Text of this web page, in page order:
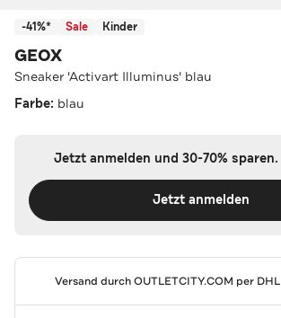
-41%* Sale Kinder
GEOX
Sneaker 'Activart Illuminus' blau
Farbe: blau
Jetzt anmelden und 30-70% sparen.
Jetzt anmelden
Versand durchOUTLETCITY.COM per DHL